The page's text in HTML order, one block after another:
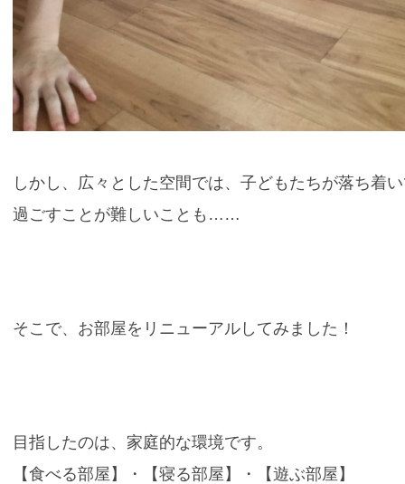
しかし、広々とした空間では、子どもたちが落ち着
過ごすことが難しいことも……
そこで、お部屋をリニューアルしてみました！
目指したのは、家庭的な環境です。
【食べる部屋】・【寝る部屋】・【遊ぶ部屋】